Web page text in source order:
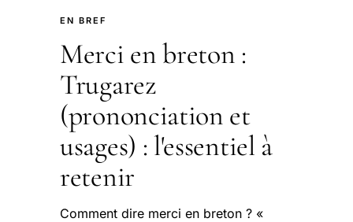
EN BREF
Merci en breton :
Trugarez
(prononciation et
usages) : l'essentiel à
retenir
Comment dire merci en breton ? «